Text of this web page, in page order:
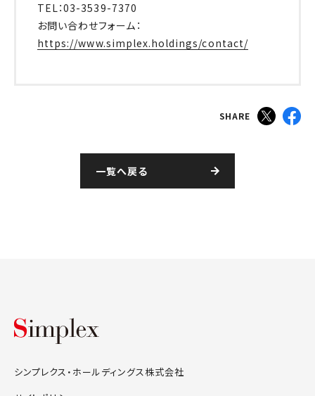
TEL：03-3539-7370
お問い合わせフォーム：
https://www.simplex.holdings/contact/
SHARE
一覧へ戻る
シンプレクス・ホールディングス株式会社